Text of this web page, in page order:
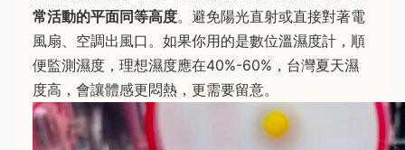
常活動的平面同等高度。避免陽光直射或直接對著電
風扇、空調出風口。如果你用的是數位溫濕度計，順
便監測濕度，理想濕度應在40%-60%，台灣夏天濕
度高，會讓體感更悶熱，更需要留意。